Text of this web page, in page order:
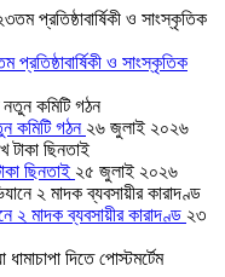
প্রতিষ্ঠাবার্ষিকী ও সাংস্কৃতিক
কমিটি গঠন ২৬ জুলাই ২০২৬
ছিনতাই ২৫ জুলাই ২০২৬
২ মাদক ব্যবসায়ীর কারাদণ্ড ২৩